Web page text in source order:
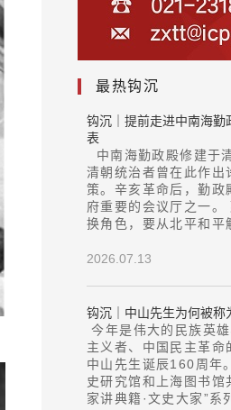
最热钩沉
钩沉｜提前走进中南海勤
表
中南海勤政殿修建于
清朝统治者曾在此作出
策。辛亥革命后，勤政
府重要的会议厅之一。
换角色，要从北平和平
2026.07.13
钩沉｜中山先生为何被称
今年是伟大的民族英
主义者、中国民主革命
中山先生诞辰160周年
史研究馆和上海图书馆
家讲典籍·文史大家”系